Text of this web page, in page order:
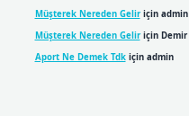
Müşterek Nereden Geliriçin admin
Müşterek Nereden Geliriçin Demir
Aport Ne Demek Tdkiçin admin